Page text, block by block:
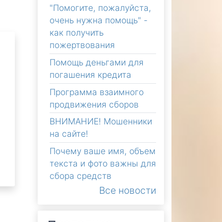
"Помогите, пожалуйста,
очень нужна помощь" -
как получить
пожертвования
Помощь деньгами для
погашения кредита
Программа взаимного
продвижения сборов
ВНИМАНИЕ! Мошенники
на сайте!
Почему ваше имя, объем
текста и фото важны для
сбора средств
Все новости